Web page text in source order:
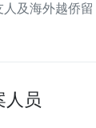
及海外越侨留
人员